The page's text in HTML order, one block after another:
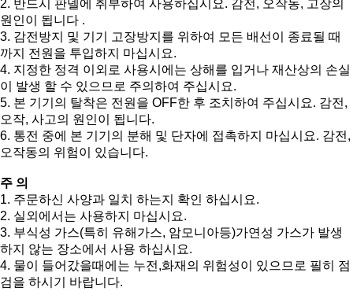
2. 반드시 판넬에 취부하여 사용하십시요. 감전, 오작동, 고장의
원인이 됩니다 .
3. 감전방지 및 기기 고장방지를 위하여 모든 배선이 종료될 때
까지 전원을 투입하지 마십시요.
4. 지정한 정격 이외로 사용시에는 상해를 입거나 재산상의 손실
이 발생 할 수 있으므로 주의하여 주십시요.
5. 본 기기의 탈착은 전원을 OFF한 후 조치하여 주십시요. 감전,
오작, 사고의 원인이 됩니다.
6. 통전 중에 본 기기의 분해 및 단자에 접촉하지 마십시요. 감전,
오작동의 위험이 있습니다.
주 의
1. 주문하신 사양과 일치 하는지 확인 하십시요.
2. 실외에서는 사용하지 마십시요.
3. 부식성 가스(특히 유해가스, 암모니아등)가연성 가스가 발생
하지 않는 장소에서 사용 하십시요.
4. 물이 들어갔을때에는 누전,화재의 위험성이 있으므로 필히 점
검을 하시기 바랍니다.